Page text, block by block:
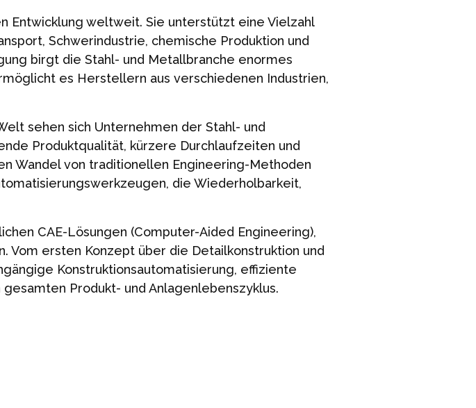
Entwicklung weltweit. Sie unterstützt eine Vielzahl
Schwerindustrie, chemische Produktion und
birgt die Stahl- und Metallbranche enormes
es Herstellern aus verschiedenen Industrien,
sehen sich Unternehmen der Stahl- und
Produktqualität, kürzere Durchlaufzeiten und
Wandel von traditionellen Engineering-Methoden
die Wiederholbarkeit,
CAE-Lösungen (Computer-Aided Engineering),
ersten Konzept über die Detailkonstruktion und
Konstruktionsautomatisierung, effiziente
Produkt- und Anlagenlebenszyklus.